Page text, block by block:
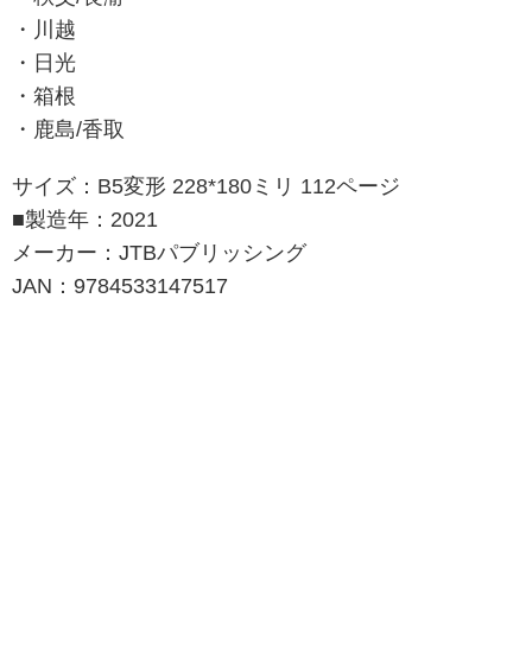
・川越
・日光
・箱根
・鹿島/香取
サイズ：B5変形 228*180ミリ 112ページ
■製造年：2021
メーカー：JTBパブリッシング
JAN：9784533147517